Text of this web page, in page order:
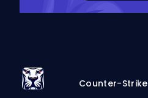
Counter-Strike